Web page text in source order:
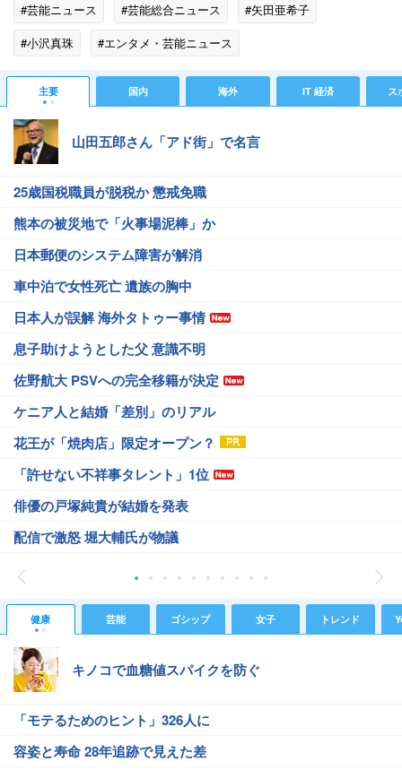
#芸能ニュース #芸能総合ニュース
#矢田亜希子
#小沢真珠
#エンタメ・芸能ニュース
主要 国内 海外 IT 経済 ス
山田五郎さん「アド街」で名言
25歳国税職員が脱税か 懲戒免職
熊本の被災地で「火事場泥棒」か
日本郵便のシステム障害が解消
車中泊で女性死亡 遺族の胸中
日本人が誤解 海外タトゥー事情
息子助けようとした父 意識不明
佐野航大 PSVへの完全移籍が決定
ケニア人と結婚「差別」のリアル
花王が「焼肉店」限定オープン？
「許せない不祥事タレント」1位
俳優の戸塚純貴が結婚を発表
配信で激怒 堀大輔氏が物議
健康 芸能 ゴシップ 女子 トレンド
キノコで血糖値スパイクを防ぐ
「モテるためのヒント」326人に
容姿と寿命 28年追跡で見えた差